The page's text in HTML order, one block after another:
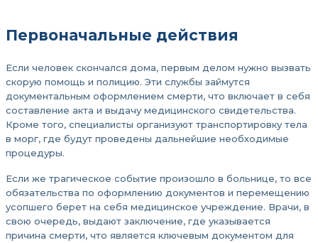
Первоначальные действия
Если человек скончался дома, первым делом нужно вызвать
скорую помощь и полицию. Эти службы займутся
документальным оформлением смерти, что включает в себя
составление акта и выдачу медицинского свидетельства.
Кроме того, специалисты организуют транспортировку тела
в морг, где будут проведены дальнейшие необходимые
процедуры.
Если же трагическое событие произошло в больнице, то все
обязательства по оформлению документов и перемещению
усопшего берет на себя медицинское учреждение. Врачи, в
свою очередь, выдают заключение, где указывается
причина смерти, что является ключевым документом для